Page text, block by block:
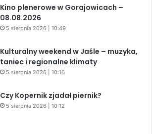
Kino plenerowe w Gorajowicach –
08.08.2026
5 sierpnia 2026 | 10:49
Kulturalny weekend w Jaśle – muzyka,
taniec i regionalne klimaty
5 sierpnia 2026 | 10:16
Czy Kopernik zjadał piernik?
5 sierpnia 2026 | 10:12